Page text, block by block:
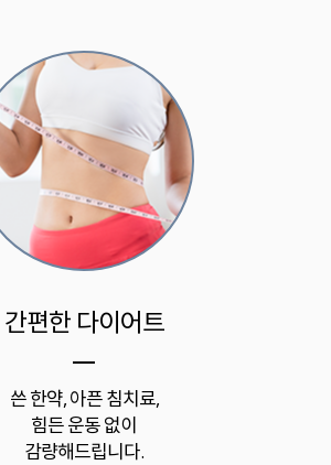
간편한 다이어트
쓴 한약, 아픈 침치료,
힘든 운동 없이
감량해드립니다.